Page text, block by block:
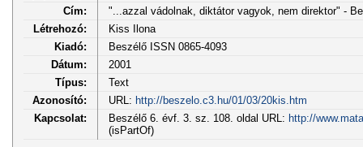
Cím:
"...azzal vádolnak, diktátor vagyok, nem direktor" -
Létrehozó:
Kiss Ilona
Kiadó:
Beszélő ISSN 0865-4093
Dátum:
2001
Típus:
Text
Azonosító:
URL: http://beszelo.c3.hu/01/03/20kis.htm
Kapcsolat:
Beszélő 6. évf. 3. sz. 108. oldal URL: http://
(isPartOf)